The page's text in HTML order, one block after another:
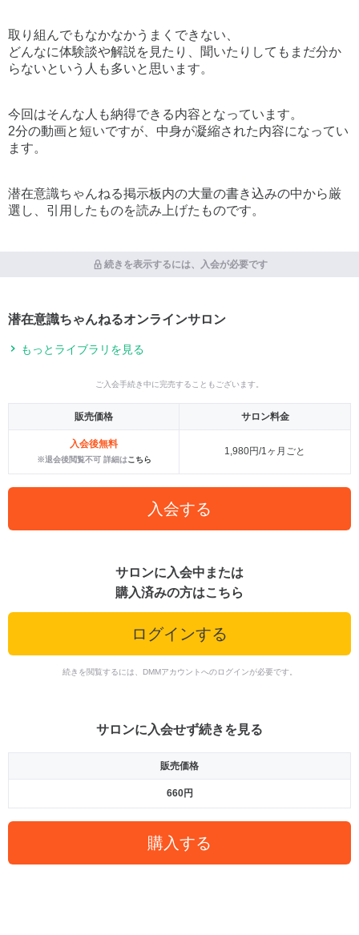
取り組んでもなかなかうまくできない、
どんなに体験談や解説を見たり、聞いたりしてもまだ分か
らないという人も多いと思います。
今回はそんな人も納得できる内容となっています。
2分の動画と短いですが、中身が凝縮された内容になってい
ます。
潜在意識ちゃんねる掲示板内の大量の書き込みの中から厳
選し、引用したものを読み上げたものです。
続きを表示するには、入会が必要です
潜在意識ちゃんねるオンラインサロン
もっとライブラリを見る
ご入会手続き中に完売することもございます。
販売価格 サロン料金
入会後無料
※退会後閲覧不可 詳細はこちら
1,980円/1ヶ月ごと
入会する
サロンに入会中または
購入済みの方はこちら
ログインする
続きを閲覧するには、DMMアカウントへのログインが必要です。
サロンに入会せず続きを見る
販売価格
660円
購入する